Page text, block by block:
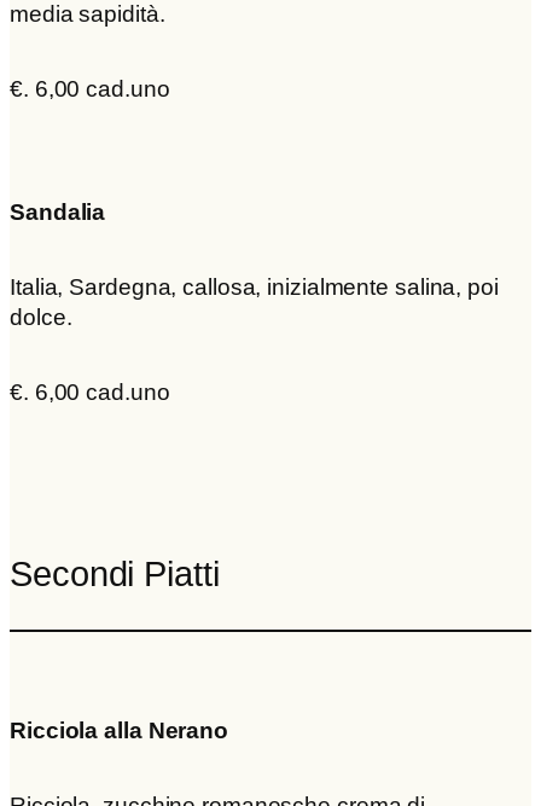
media sapidità.
€. 6,00 cad.uno
Sandalia
Italia, Sardegna, callosa, inizialmente salina, poi
dolce.
€. 6,00 cad.uno
Secondi Piatti
Ricciola alla Nerano